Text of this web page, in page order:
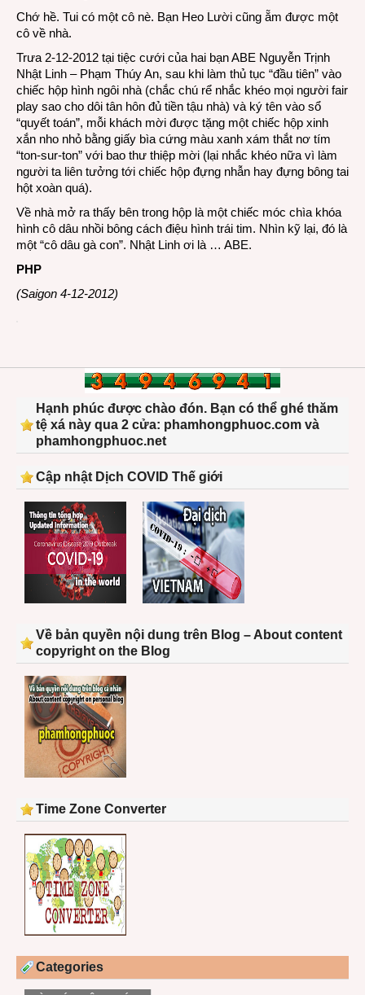
tiệc
cưới
Chớ hề. Tui có một cô nè. Bạn Heo Lười cũng ẵm được một
cô về nhà.
Trưa 2-12-2012 tại tiệc cưới của hai bạn ABE Nguyễn Trịnh
Nhật Linh – Phạm Thúy An, sau khi làm thủ tục “đầu tiên” vào
chiếc hộp hình ngôi nhà (chắc chú rể nhắc khéo mọi người fair
play sao cho dôi tân hôn đủ tiền tậu nhà) và ký tên vào sổ
“quyết toán”, mỗi khách mời được tặng một chiếc hộp xinh
xắn nho nhỏ bằng giấy bìa cứng màu xanh xám thắt nơ tím
“ton-sur-ton” với bao thư thiệp mời (lại nhắc khéo nữa vì làm
người ta liên tưởng tới chiếc hộp đựng nhẫn hay đựng bông tai
hột xoàn quá).
Về nhà mở ra thấy bên trong hộp là một chiếc móc chìa khóa
hình cô dâu nhồi bông cách điệu hình trái tim. Nhìn kỹ lại, đó là
một “cô dâu gà con”. Nhật Linh ơi là … ABE.
PHP
(Saigon 4-12-2012)
Hạnh phúc được chào đón. Bạn có thể ghé thăm
tệ xá này qua 2 cửa: phamhongphuoc.com và
phamhongphuoc.net
Cập nhật Dịch COVID Thế giới
Về bản quyền nội dung trên Blog – About content
copyright on the Blog
Time Zone Converter
Categories